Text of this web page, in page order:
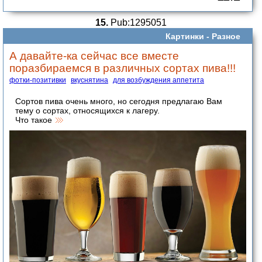
15. Pub:1295051
Картинки - Разное
А давайте-ка сейчас все вместе
поразбираемся в различных сортах пива!!!
фотки-позитивки вкуснятина для возбуждения аппетита
Сортов пива очень много, но сегодня предлагаю Вам
тему о сортах, относящихся к лагеру.
Что такое